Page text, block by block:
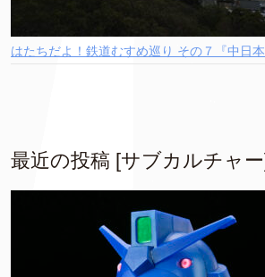
はたちだよ！鉄道むすめ巡り その７『中日本
最近の投稿 [サブカルチャ